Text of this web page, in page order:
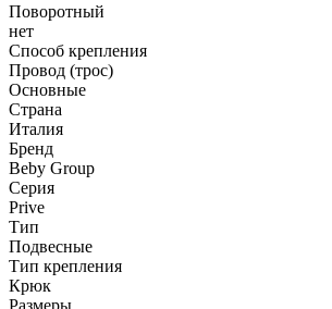
Поворотный
нет
Способ крепления
Провод (трос)
Основные
Страна
Италия
Бренд
Beby Group
Серия
Prive
Тип
Подвесные
Тип крепления
Крюк
Размеры